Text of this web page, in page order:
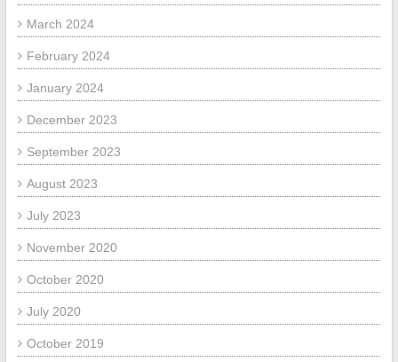
March 2024
February 2024
January 2024
December 2023
September 2023
August 2023
July 2023
November 2020
October 2020
July 2020
October 2019